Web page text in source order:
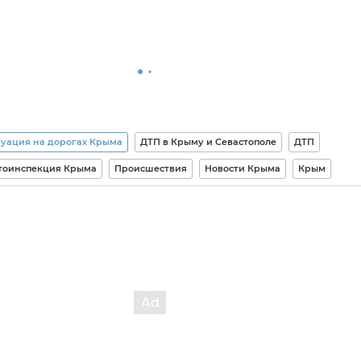
на дорогах Крыма ДТП в Крыму и Севастополе ДТП
Крыма Происшествия Новости Крыма Крым